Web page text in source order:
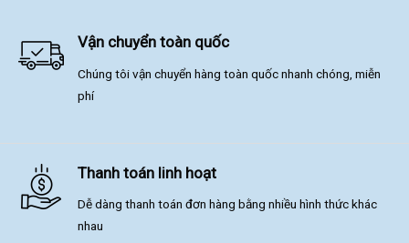
Vận chuyển toàn quốc
Chúng tôi vận chuyển hàng toàn quốc nhanh chóng, miễn
phí
Thanh toán linh hoạt
Dễ dàng thanh toán đơn hàng bằng nhiều hình thức khác
nhau